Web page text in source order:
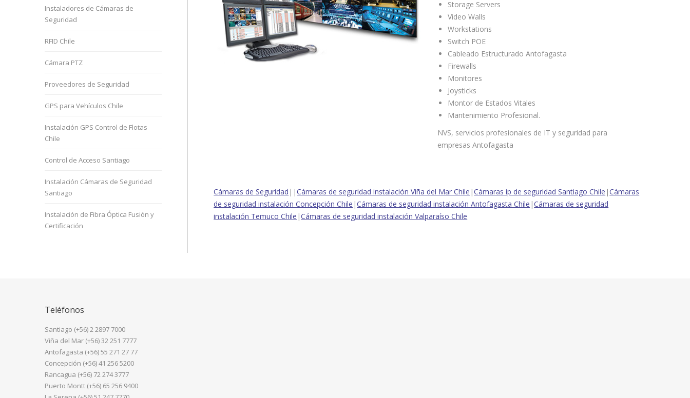
Storage Servers
Video Walls
Workstations
Switch POE
Cableado Estructurado Antofagasta
Firewalls
Monitores
Joysticks
Montor de Estados Vitales
Mantenimiento Profesional.
NVS, servicios profesionales de IT y seguridad para
empresas Antofagasta
Cámaras de Seguridad ||Cámaras de seguridad instalación Viña del Mar Chile |Cámaras ip de seguridad Santiago Chile |Cámaras
de seguridad instalación Concepción Chile |Cámaras de seguridad instalación Antofagasta Chile |Cámaras de seguridad
instalación Temuco Chile |Cámaras de seguridad instalación Valparaíso Chile
Instaladores de Cámaras de
Seguridad
RFID Chile
Cámara PTZ
Proveedores de Seguridad
GPS para Vehículos Chile
Instalación GPS Control de Flotas
Chile
Control de Acceso Santiago
Instalación Cámaras de Seguridad
Santiago
Instalación de Fibra Óptica Fusión y
Certificación
Teléfonos
Santiago (+56) 2 2897 7000
Viña del Mar (+56) 32 251 7777
Antofagasta (+56) 55 271 27 77
Concepción (+56) 41 256 5200
Rancagua (+56) 72 274 3777
Puerto Montt (+56) 65 256 9400